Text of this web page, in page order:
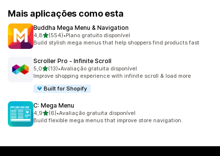
Mais aplicações como esta
Buddha Mega Menu & Navigation
4,8de 5 estrelas
(554)
554 total de avaliações
•Plano gratuito disponível
Build stylish mega menus that help shoppers find products fast
Scroller Pro ‑ Infinite Scroll
5,0de 5 estrelas
(13)
13 total de avaliações
•Avaliação gratuita disponível
Improve shopping experience with infinite scroll & load more
Built for Shopify
C: Mega Menu
4,9de 5 estrelas
(6)
6 total de avaliações
•Avaliação gratuita disponível
Build flexible mega menus that improve store navigation.